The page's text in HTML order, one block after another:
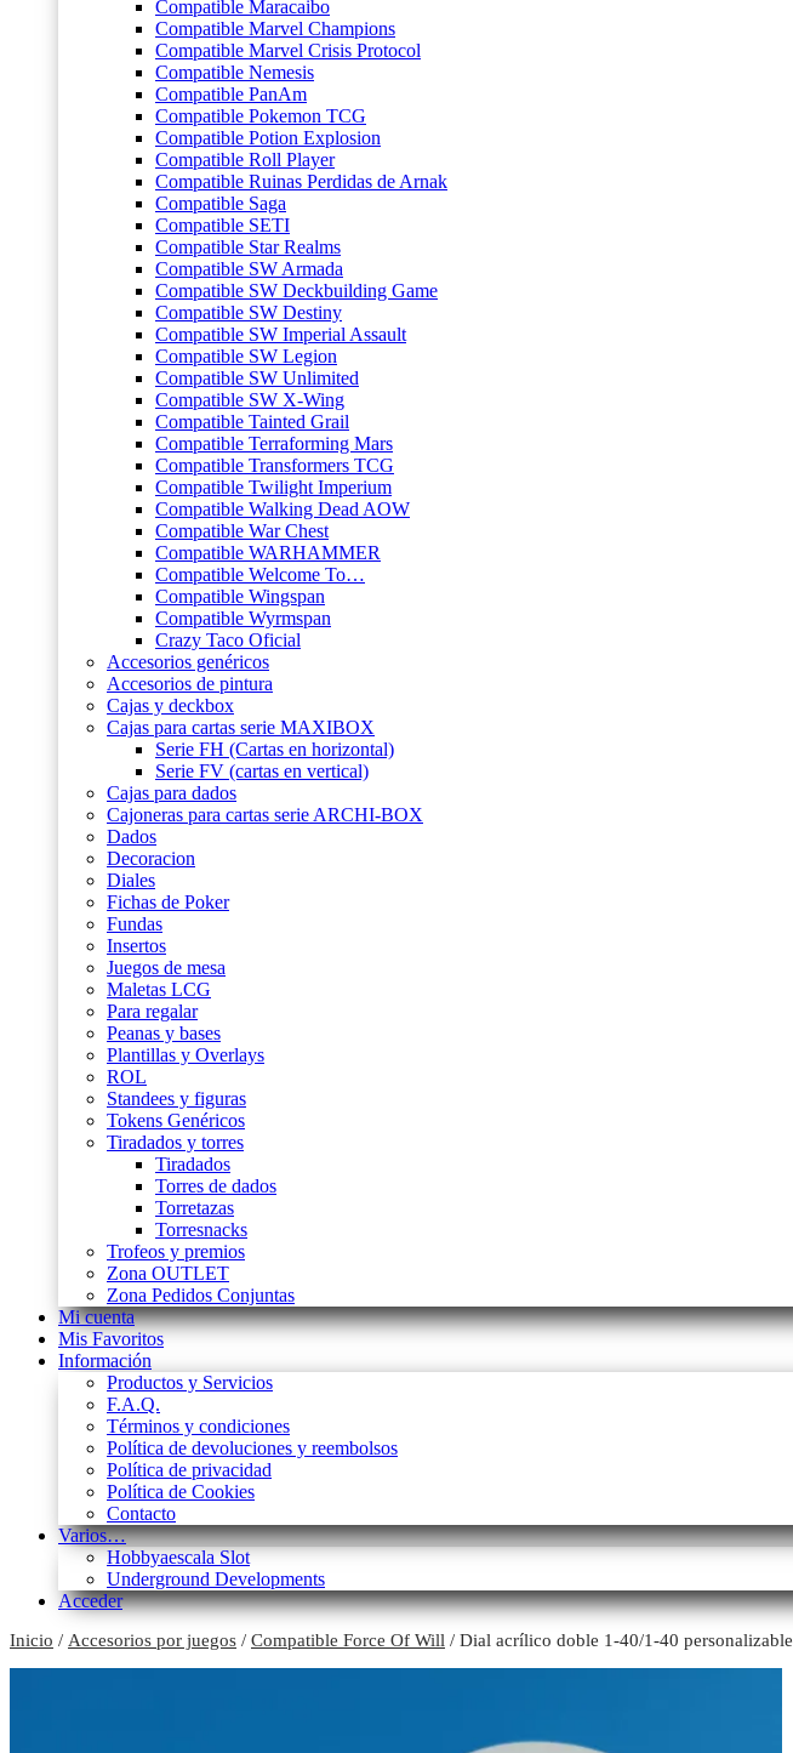
Compatible Maracaibo
Compatible Marvel Champions
Compatible Marvel Crisis Protocol
Compatible Nemesis
Compatible PanAm
Compatible Pokemon TCG
Compatible Potion Explosion
Compatible Roll Player
Compatible Ruinas Perdidas de Arnak
Compatible Saga
Compatible SETI
Compatible Star Realms
Compatible SW Armada
Compatible SW Deckbuilding Game
Compatible SW Destiny
Compatible SW Imperial Assault
Compatible SW Legion
Compatible SW Unlimited
Compatible SW X-Wing
Compatible Tainted Grail
Compatible Terraforming Mars
Compatible Transformers TCG
Compatible Twilight Imperium
Compatible Walking Dead AOW
Compatible War Chest
Compatible WARHAMMER
Compatible Welcome To…
Compatible Wingspan
Compatible Wyrmspan
Crazy Taco Oficial
Accesorios genéricos
Accesorios de pintura
Cajas y deckbox
Cajas para cartas serie MAXIBOX
Serie FH (Cartas en horizontal)
Serie FV (cartas en vertical)
Cajas para dados
Cajoneras para cartas serie ARCHI-BOX
Dados
Decoracion
Diales
Fichas de Poker
Fundas
Insertos
Juegos de mesa
Maletas LCG
Para regalar
Peanas y bases
Plantillas y Overlays
ROL
Standees y figuras
Tokens Genéricos
Tiradados y torres
Tiradados
Torres de dados
Torretazas
Torresnacks
Trofeos y premios
Zona OUTLET
Zona Pedidos Conjuntas
Mi cuenta
Mis Favoritos
Información
Productos y Servicios
F.A.Q.
Términos y condiciones
Política de devoluciones y reembolsos
Política de privacidad
Política de Cookies
Contacto
Varios…
Hobbyaescala Slot
Underground Developments
Acceder
Inicio / Accesorios por juegos / Compatible Force Of Will / Dial acrílico doble 1-40/1-40 personalizable